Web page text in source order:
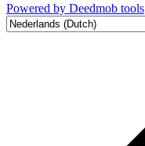
Powered by Deedmob tools